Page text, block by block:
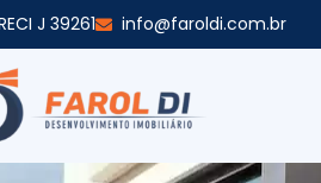
J 39261 info@faroldi.com.br